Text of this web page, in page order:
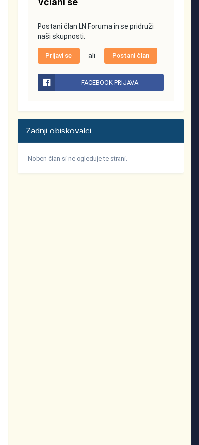
Včlani se
Postani član LN Foruma in se pridruži
naši skupnosti.
Prijavi se ali Postani član
FACEBOOK PRIJAVA
Zadnji obiskovalci
Noben član si ne ogleduje te strani.